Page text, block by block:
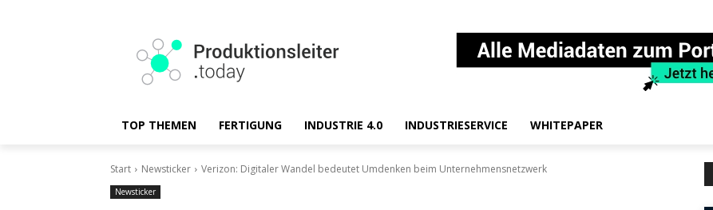
TOP THEMEN FERTIGUNG INDUSTRIE 4.0 INDUSTRIESERVICE WHITEPAPER
Start Newsticker Verizon: Digitaler Wandel bedeutet Umdenken beim Unternehmensnetzwerk
Newsticker